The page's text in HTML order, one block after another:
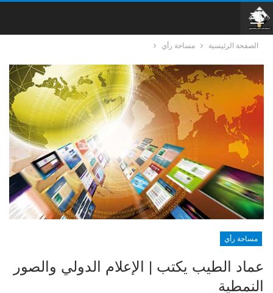
الصفحة الرئيسية مساحة رأي
مساحة رأي
عماد الطيب يكتب | الإعلام الدولي والصور
النمطية